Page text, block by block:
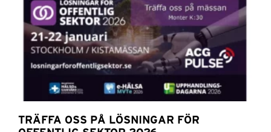
TRÄFFA OSS PÅ LÖSNINGAR FÖR